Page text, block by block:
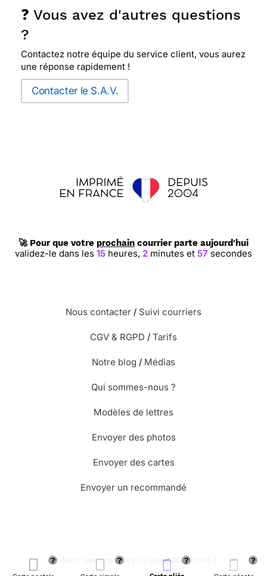
❓ Vous avez d'autres questions
?
Contactez notre équipe du service client, vous aurez
une réponse rapidement !
Contacter le S.A.V.
🚀 Pour que votre prochain courrier parte aujourd'hui
validez-le dans les 15heures, 2minutes et 56 secondes
Nous contacter / Suivi courriers
CGV & RGPD / Tarifs
Notre blog / Médias
Qui sommes-nous ?
Modèles de lettres
Envoyer des photos
Envoyer des cartes
Envoyer un recommandé
🌳 Nous avons planté plus de 13.000 arbres !